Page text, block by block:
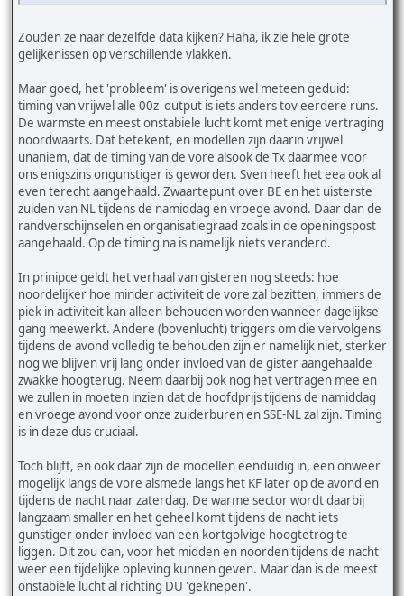
Zouden ze naar dezelfde data kijken? Haha, ik zie hele grote
gelijkenissen op verschillende vlakken.
Maar goed, het 'probleem' is overigens wel meteen geduid:
timing van vrijwel alle 00z output is iets anders tov eerdere runs.
De warmste en meest onstabiele lucht komt met enige vertraging
noordwaarts. Dat betekent, en modellen zijn daarin vrijwel
unaniem, dat de timing van de vore alsook de Tx daarmee voor
ons enigszins ongunstiger is geworden. Sven heeft het eea ook al
even terecht aangehaald. Zwaartepunt over BE en het uisterste
zuiden van NL tijdens de namiddag en vroege avond. Daar dan de
randverschijnselen en organisatiegraad zoals in de openingspost
aangehaald. Op de timing na is namelijk niets veranderd.
In prinipce geldt het verhaal van gisteren nog steeds: hoe
noordelijker hoe minder activiteit de vore zal bezitten, immers de
piek in activiteit kan alleen behouden worden wanneer dagelijkse
gang meewerkt. Andere (bovenlucht) triggers om die vervolgens
tijdens de avond volledig te behouden zijn er namelijk niet, sterker
nog we blijven vrij lang onder invloed van de gister aangehaalde
zwakke hoogterug. Neem daarbij ook nog het vertragen mee en
we zullen in moeten inzien dat de hoofdprijs tijdens de namiddag
en vroege avond voor onze zuiderburen en SSE-NL zal zijn. Timing
is in deze dus cruciaal.
Toch blijft, en ook daar zijn de modellen eenduidig in, een onweer
mogelijk langs de vore alsmede langs het KF later op de avond en
tijdens de nacht naar zaterdag. De warme sector wordt daarbij
langzaam smaller en het geheel komt tijdens de nacht iets
gunstiger onder invloed van een kortgolvige hoogtetrog te
liggen. Dit zou dan, voor het midden en noorden tijdens de nacht
weer een tijdelijke opleving kunnen geven. Maar dan is de meest
onstabiele lucht al richting DU 'geknepen'.